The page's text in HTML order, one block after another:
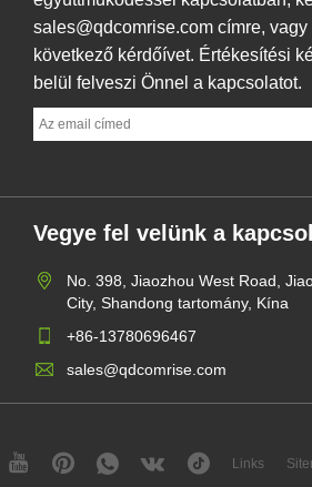
sales@qdcomrise.com címre,
következő kérdőívet. Értékesítési
belül felveszi Önnel a kapcsolatot.
Vegye fel velünk a
No. 398, Jiaozhou West Road,
City, Shandong tartomány, Kína
+86-13780696467
sales@qdcomrise.com
Links